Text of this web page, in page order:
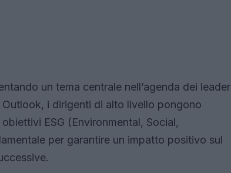
un tema centrale nell’agenda dei leader
i dirigenti di alto livello pongono
ESG (Environmental, Social,
per garantire un impatto positivo sul